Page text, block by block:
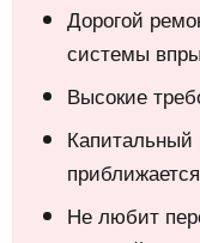
Дорогой
системы
Высокие
Капитальный
Не любит